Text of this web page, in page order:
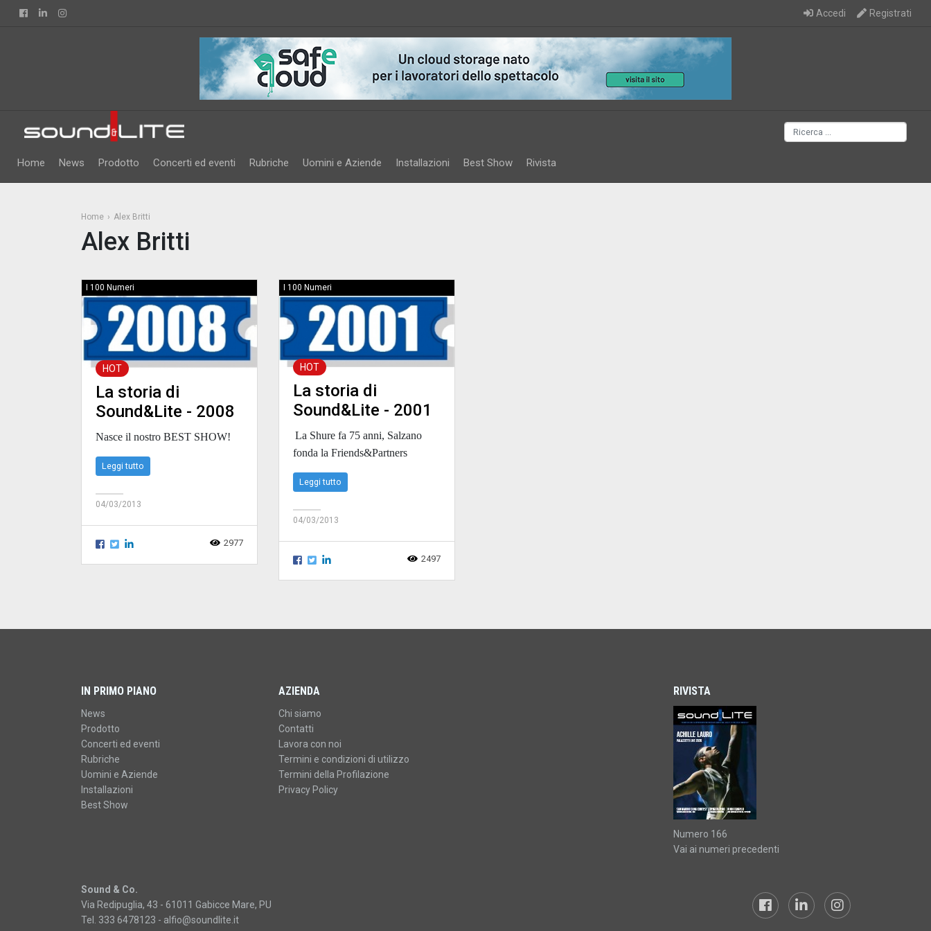
FacebookLinkedin Accedi Registrati
Home News Prodotto Concerti ed eventi Rubriche Uomini e Aziende Installazioni Best Show Rivista
Home Alex Britti
Alex Britti
I 100 Numeri
HOT
La storia di
Sound&Lite - 2008
Nasce il nostro BEST SHOW!
Leggi tutto
04/03/2013
2977
I 100 Numeri
HOT
La storia di
Sound&Lite - 2001
La Shure fa 75 anni, Salzano
fonda la Friends&Partners
Leggi tutto
04/03/2013
2497
IN PRIMO PIANO
News
Prodotto
Concerti ed eventi
Rubriche
Uomini e Aziende
Installazioni
Best Show
AZIENDA
Chi siamo
Contatti
Lavora con noi
Termini e condizioni di utilizzo
Termini della Profilazione
Privacy Policy
RIVISTA
Numero 166
Vai ai numeri precedenti
Sound & Co.
Via Redipuglia, 43 - 61011 Gabicce Mare, PU
Tel. 333 6478123 - alfio@soundlite.it